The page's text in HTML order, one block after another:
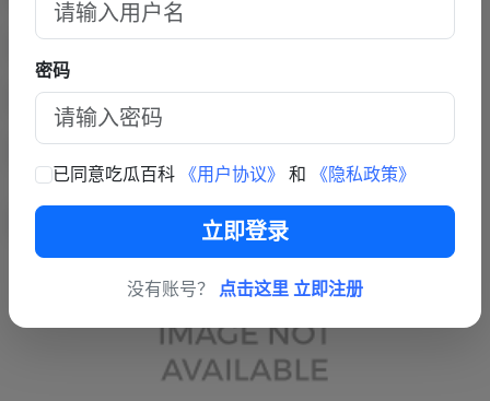
密码
已同意吃瓜百科 《用户协议》 和 《隐私政策》
立即登录
没有账号？ 点击这里 立即注册